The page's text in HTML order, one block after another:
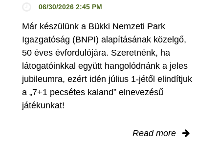
06/30/2026 2:45 PM
Már készülünk a Bükki Nemzeti Park
Igazgatóság (BNPI) alapításának közelgő,
50 éves évfordulójára. Szeretnénk, ha
látogatóinkkal együtt hangolódnánk a jeles
jubileumra, ezért idén július 1-jétől elindítjuk
a „7+1 pecsétes kaland” elnevezésű
játékunkat!
Read more